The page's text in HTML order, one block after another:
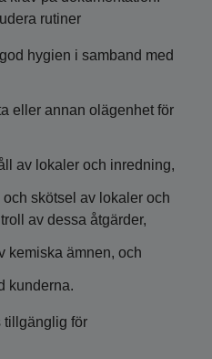
rutiner
hygien i samband med
eller annan olägenhet för
av lokaler och inredning,
skötsel av lokaler och
av dessa åtgärder,
kemiska ämnen, och
kunderna.
tillgänglig för